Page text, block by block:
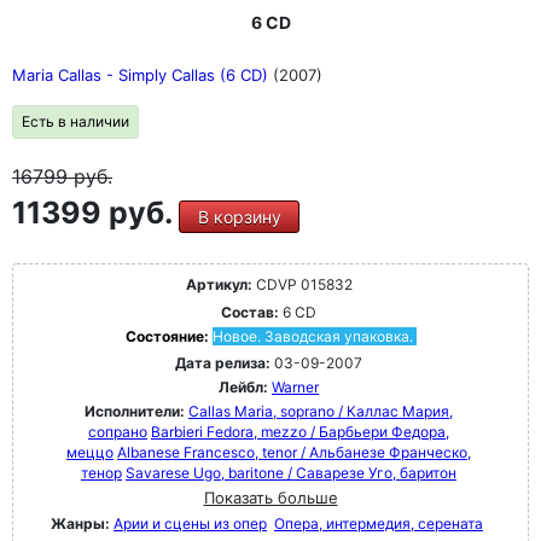
6 CD
Maria Callas - Simply Callas (6 CD) (2007)
Есть в наличии
16799руб.
11399 руб. В корзину
Артикул: CDVP 015832
Состав: 6 CD
Состояние: Новое. Заводская упаковка.
Дата релиза: 03-09-2007
Лейбл: Warner
Исполнители: Callas Maria, soprano / Каллас Мария,
сопрано Barbieri Fedora, mezzo / Барбьери Федора,
меццо Albanese Francesco, tenor / Альбанезе Франческо,
тенор Savarese Ugo, baritone / Саварезе Уго, баритон
Показать больше
Жанры: Арии и сцены из опер Опера, интермедия, серената